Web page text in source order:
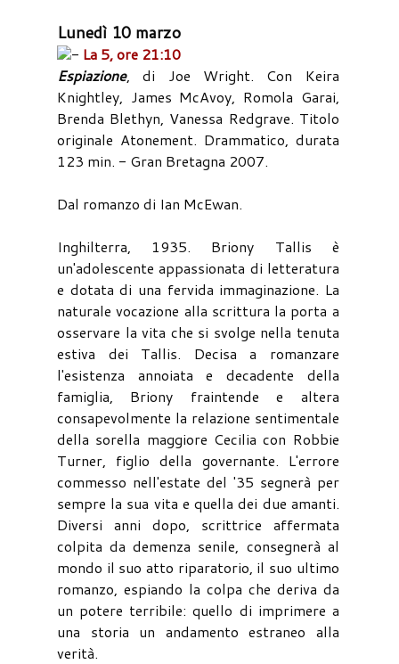
Lunedì 10 marzo
- La 5, ore 21:10
Espiazione, di Joe Wright. Con Keira
Knightley, James McAvoy, Romola Garai,
Brenda Blethyn, Vanessa Redgrave. Titolo
originale Atonement. Drammatico, durata
123 min. - Gran Bretagna 2007.
Dal romanzo di Ian McEwan.
Inghilterra, 1935. Briony Tallis è
un'adolescente appassionata di letteratura
e dotata di una fervida immaginazione. La
naturale vocazione alla scrittura la porta a
osservare la vita che si svolge nella tenuta
estiva dei Tallis. Decisa a romanzare
l'esistenza annoiata e decadente della
famiglia, Briony fraintende e altera
consapevolmente la relazione sentimentale
della sorella maggiore Cecilia con Robbie
Turner, figlio della governante. L'errore
commesso nell'estate del '35 segnerà per
sempre la sua vita e quella dei due amanti.
Diversi anni dopo, scrittrice affermata
colpita da demenza senile, consegnerà al
mondo il suo atto riparatorio, il suo ultimo
romanzo, espiando la colpa che deriva da
un potere terribile: quello di imprimere a
una storia un andamento estraneo alla
verità.